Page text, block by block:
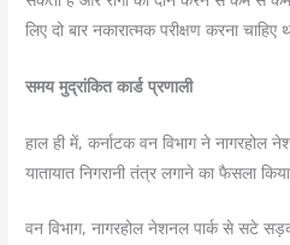
लिए दो बार नकारात्मक परीक्षण करना चाहिए
समय मुद्रांकित कार्ड प्रणाली
हाल ही में, कर्नाटक वन विभाग ने
यातायात निगरानी तंत्र लगाने का फैसला
वन विभाग, नागरहोल नेशनल पार्क से सटे